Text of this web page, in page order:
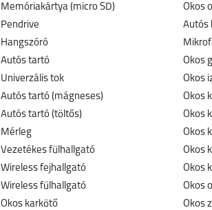
Memóriakártya (micro SD)
Pendrive
Hangszóró
Autós tartó
Univerzális tok
Autós tartó (mágneses)
Autós tartó (töltős)
Mérleg
Vezetékes fülhallgató
Wireless fejhallgató
Wireless fülhallgató
Okos karkötő
Okos
Autós
Okos
Okos
Okos
Okos
Okos
Okos
Okos
Okos
Okos